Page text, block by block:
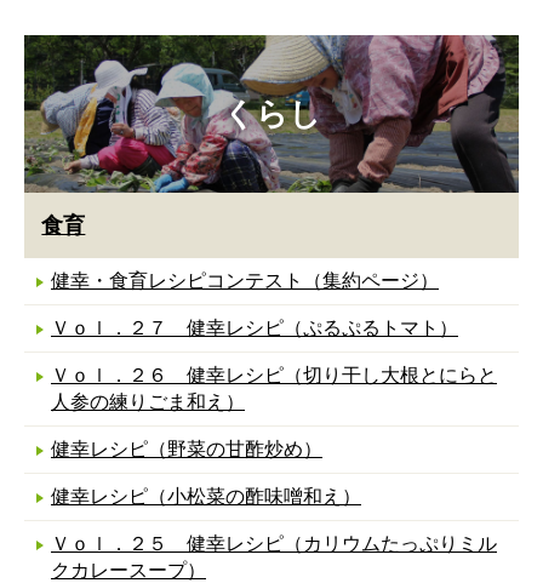
くらし
食育
健幸・食育レシピコンテスト（集約ページ）
Ｖｏｌ．２７ 健幸レシピ（ぷるぷるトマト）
Ｖｏｌ．２６ 健幸レシピ（切り干し大根とにらと
人参の練りごま和え）
健幸レシピ（野菜の甘酢炒め）
健幸レシピ（小松菜の酢味噌和え）
Ｖｏｌ．２５ 健幸レシピ（カリウムたっぷりミル
クカレースープ）